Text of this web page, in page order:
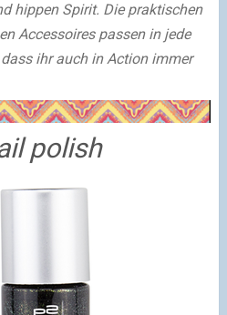
hippen Spirit. Die praktischen
Accessoires passen in jede
ihrauch in Action immer
polish